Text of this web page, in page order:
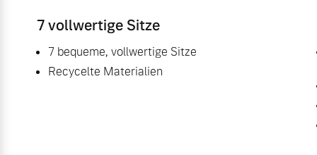
7 vollwertige Sitze
7 bequeme, vollwertige Sitze
Recycelte Materialien